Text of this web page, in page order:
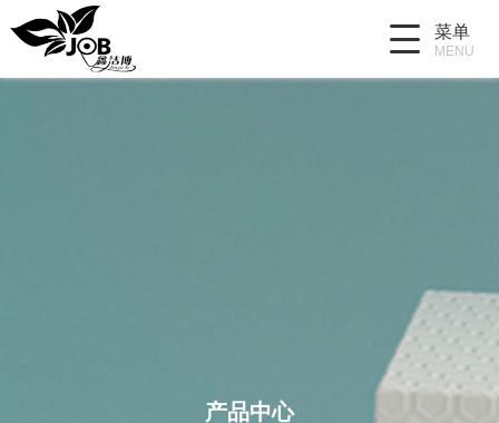
菜单
MENU
产品中心